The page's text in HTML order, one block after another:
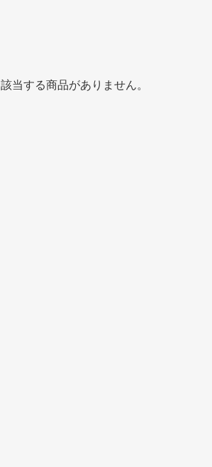
該当する商品がありません。